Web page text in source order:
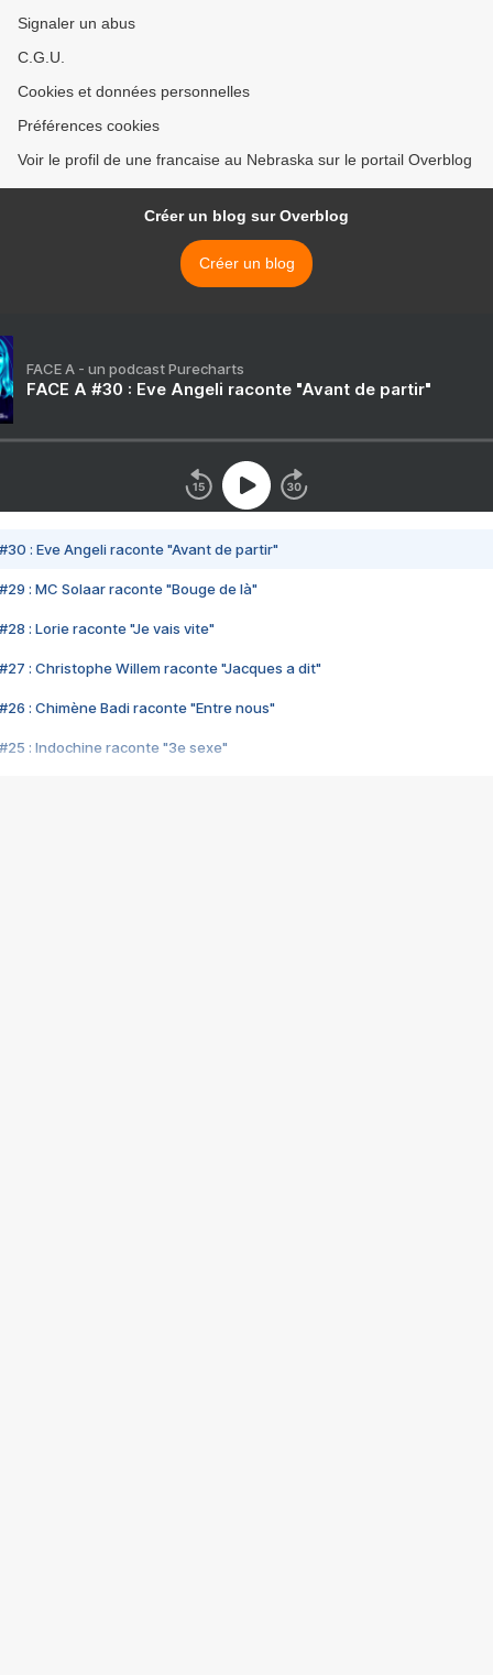
Signaler un abus
C.G.U.
Cookies et données personnelles
Préférences cookies
Voir le profil de une francaise au Nebraska sur le portail Overblog
Créer un blog sur Overblog
Créer un blog
FACE A - un podcast Purecharts
FACE A #30 : Eve Angeli raconte "Avant de partir"
#30 : Eve Angeli raconte "Avant de partir"
#29 : MC Solaar raconte "Bouge de là"
#28 : Lorie raconte "Je vais vite"
#27 : Christophe Willem raconte "Jacques a dit"
#26 : Chimène Badi raconte "Entre nous"
#25 : Indochine raconte "3e sexe"